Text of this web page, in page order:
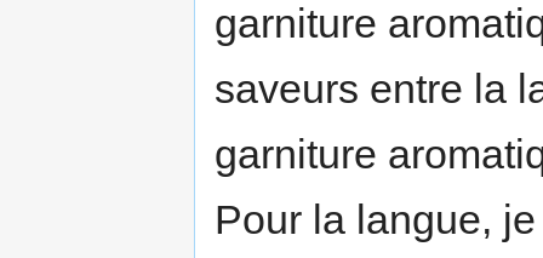
garniture
saveurs entre la
garniture
Pour la langue,